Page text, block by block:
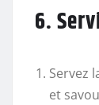
6.
Servez
et